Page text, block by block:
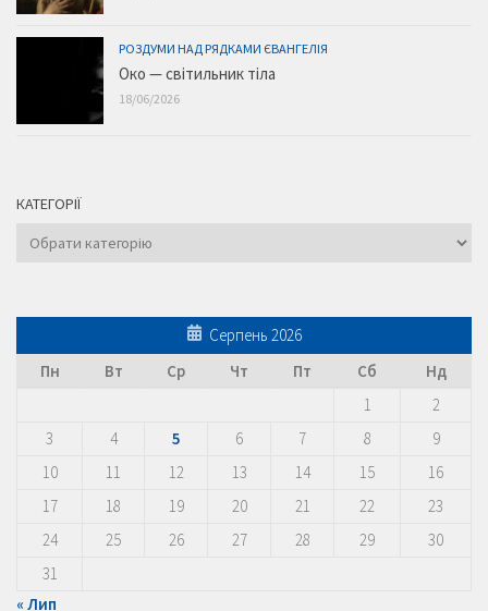
РОЗДУМИ НАД РЯДКАМИ ЄВАНГЕЛІЯ
Око — світильник тіла
18/06/2026
КАТЕГОРІЇ
Категорії
Серпень 2026
Пн
Вт Ср Чт Пт Сб
Нд
1
2
3
4 5 6 7 8
9
10
11 12 13 14 15
16
17
18 19 20 21 22
23
24
25 26 27 28 29
30
31
« Лип